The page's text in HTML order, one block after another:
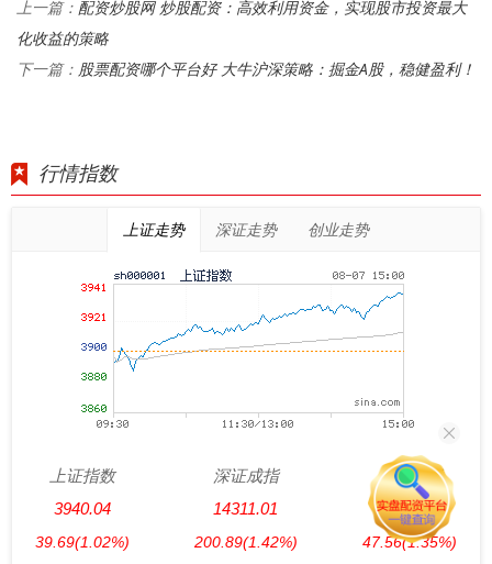
上一篇： 配资炒股网 炒股配资：高效利用资金，实现股市投资最大
化收益的策略
下一篇： 股票配资哪个平台好 大牛沪深策略：掘金A股，稳健盈利！
行情指数
上证走势 深证走势 创业走势
上证指数
3940.04
39.69(1.02%)
深证成指
14311.01
200.89(1.42%)
创业板指
3563.12
47.56(1.35%)